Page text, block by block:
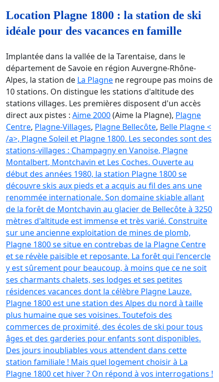
Location Plagne 1800 : la station de ski
idéale pour des vacances en famille
Implantée dans la vallée de la Tarentaise, dans le
département de Savoie en région Auvergne-Rhône-
Alpes, la station de La Plagne ne regroupe pas moins de
10 stations. On distingue les stations d'altitude des
stations villages. Les premières disposent d'un accès
direct aux pistes : Aime 2000(Aime la Plagne), Plagne
Centre, Plagne-Villages, Plagne Bellecôte, Belle Plagne <
/a>, Plagne Soleil et Plagne 1800. Les secondes sont des
stations-villages : Champagny en Vanoise, Plagne
Montalbert, Montchavin et Les Coches. Ouverte au
début des années 1980, la station Plagne 1800 se
découvre skis aux pieds et a acquis au fil des ans une
renommée internationale. Son domaine skiable allant
de la forêt de Montchavin au glacier de Bellecôte à 3250
mètres d'altitude est immense et très varié. Construite
sur une ancienne exploitation de mines de plomb,
Plagne 1800 se situe en contrebas de la Plagne Centre
et se révèle paisible et reposante. La forêt qui l'encercle
y est sûrement pour beaucoup, à moins que ce ne soit
ses charmants chalets, ses lodges et ses petites
résidences vacances dont la célèbre Plagne Lauze.
Plagne 1800 est une station des Alpes du nord à taille
plus humaine que ses voisines. Toutefois des
commerces de proximité, des écoles de ski pour tous
âges et des garderies pour enfants sont disponibles.
Des jours inoubliables vous attendent dans cette
station familiale ! Mais quel logement choisir à La
Plagne 1800 cet hiver ? On répond à vos interrogations !